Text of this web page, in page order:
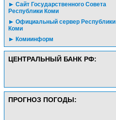
Сайт Государственного Совета
Республики Коми
Официальный сервер Республики
Коми
Комиинформ
ЦЕНТРАЛЬНЫЙ БАНК РФ:
ПРОГНОЗ ПОГОДЫ: